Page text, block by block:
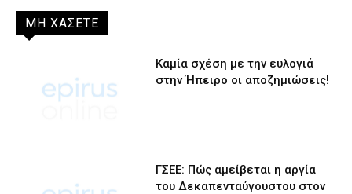
ΜΗ ΧΑΣΕΤΕ
Καμία σχέση με την ευλογιά
στην Ήπειρο οι αποζημιώσεις!
ΓΣΕΕ: Πώς αμείβεται η αργία
του Δεκαπενταύγουστου στον